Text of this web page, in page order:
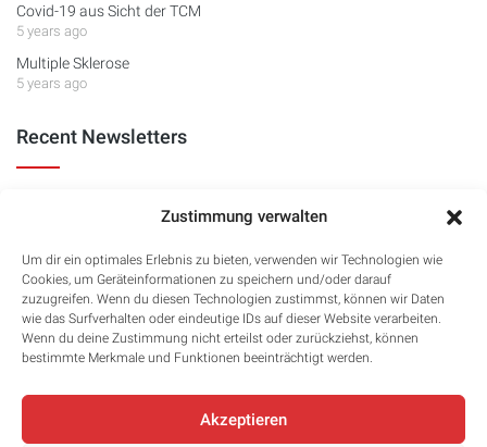
Zustimmung verwalten
Um dir ein optimales Erlebnis zu bieten, verwenden wir Technologien wie
Cookies, um Geräteinformationen zu speichern und/oder darauf
zuzugreifen. Wenn du diesen Technologien zustimmst, können wir Daten
wie das Surfverhalten oder eindeutige IDs auf dieser Website verarbeiten.
Wenn du deine Zustimmung nicht erteilst oder zurückziehst, können
bestimmte Merkmale und Funktionen beeinträchtigt werden.
Akzeptieren
Covid-19 aus Sicht der TCM
5 years ago
Multiple Sklerose
5 years ago
Recent Newsletters
Avicenna News EN - Covid-19: Recommendations from a TCM
perspective
5 years ago
Avicenna News EN - Freedom
6 years ago